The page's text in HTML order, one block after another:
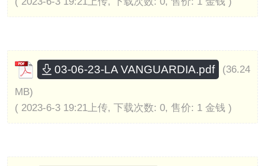
03-06-23-LA VANGUARDIA.pdf
(36.24
MB)
( 2023-6-3 19:21上传, 下载次数: 0, 售价: 1 金钱 )